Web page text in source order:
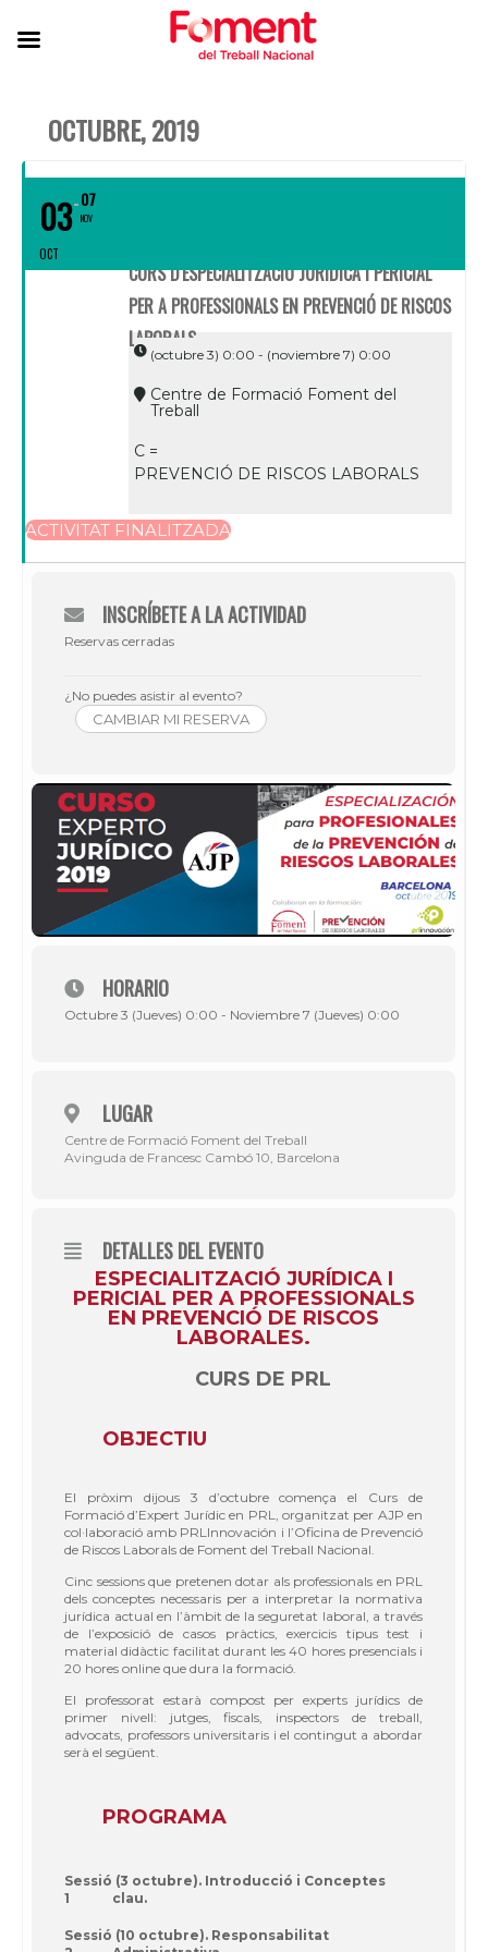
OCTUBRE, 2019
03
OCT
07
NOV
CURS D'ESPECIALITZACIÓ JURÍDICA I PERICIAL
PER A PROFESSIONALS EN PREVENCIÓ DE RISCOS
LABORALS
(octubre 3) 0:00 - (noviembre 7) 0:00
Centre de Formació Foment del
Treball
C =
PREVENCIÓ DE RISCOS LABORALS
ACTIVITAT FINALITZADA
INSCRÍBETE A LA ACTIVIDAD
Reservas cerradas
¿No puedes asistir al evento?
CAMBIAR MI RESERVA
HORARIO
Octubre 3 (Jueves) 0:00 - Noviembre 7 (Jueves) 0:00
LUGAR
Centre de Formació Foment del Treball
Avinguda de Francesc Cambó 10, Barcelona
DETALLES DEL EVENTO
ESPECIALITZACIÓ JURÍDICA I
PERICIAL PER A PROFESSIONALS
EN PREVENCIÓ DE RISCOS
LABORALES.
CURS DE PRL
OBJECTIU
El pròxim dijous 3 d’octubre comença el Curs de
Formació d’Expert Jurídic en PRL, organitzat per AJP en
col·laboració amb PRLInnovación i l’Oficina de Prevenció
de Riscos Laborals de Foment del Treball Nacional.
Cinc sessions que pretenen dotar als professionals en PRL
dels conceptes necessaris per a interpretar la normativa
jurídica actual en l’àmbit de la seguretat laboral, a través
de l’exposició de casos pràctics, exercicis tipus test i
material didàctic facilitat durant les 40 hores presencials i
20 hores online que dura la formació.
El professorat estarà compost per experts jurídics de
primer nivell: jutges, fiscals, inspectors de treball,
advocats, professors universitaris i el contingut a abordar
serà el següent.
PROGRAMA
Sessió
1
(3 octubre). Introducció i Conceptes
clau.
Sessió (10 octubre). Responsabilitat